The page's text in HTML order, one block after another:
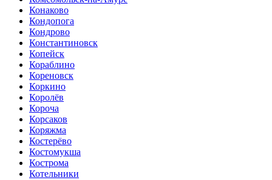
Конаково
Кондопога
Кондрово
Константиновск
Копейск
Кораблино
Кореновск
Коркино
Королёв
Короча
Корсаков
Коряжма
Костерёво
Костомукша
Кострома
Котельники